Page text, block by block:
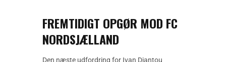
FREMTIDIGT OPGØR MOD FC
NORDSJÆLLAND
Den næste udfordring for Ivan Djantou